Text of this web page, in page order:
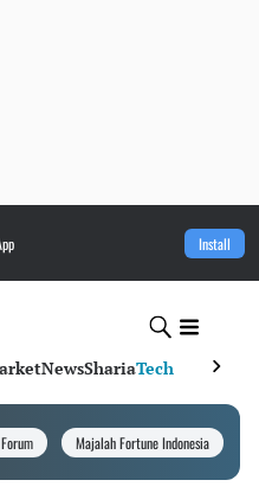
Install
NewsShariaTech
Majalah Fortune Indonesia